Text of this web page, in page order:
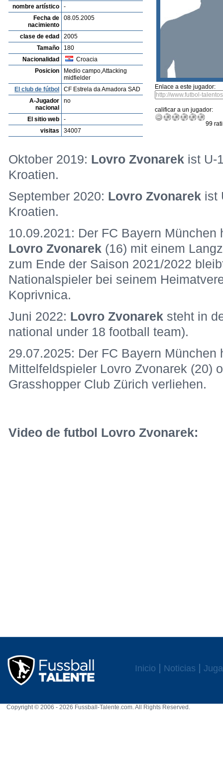
nombre artístico
-
Fecha de
nacimiento
08.05.2005
clase de edad
2005
Tamaño
180
Nacionalidad
Croacia
Posicion
Medio campo,Attacking
midfielder
El club de fútbol
CF Estrela da Amadora SAD
A-Jugador
nacional
no
El sitio web
-
visitas
34007
Enlace a este jugador:
calificar a un jugador:
99
Oktober 2019: Lovro Zvonarek ist U-
Kroatien.
September 2020: Lovro Zvonarek ist
Kroatien.
10.09.2021: Der FC Bayern München
Lovro Zvonarek (16) mit einem
zum Ende der Saison 2021/2022
Nationalspieler bei seinem
Koprivnica.
Juni 2022: Lovro Zvonarek steht in
national under 18 football team).
29.07.2025: Der FC Bayern München
Mittelfeldspieler Lovro Zvonarek (20)
Grasshopper Club Zürich verliehen.
Video de futbol Lovro Zvonarek:
Inicio Noticias
Copyright © 2006 - 2026 Fussball-Talente.com. All Rights Reserved.